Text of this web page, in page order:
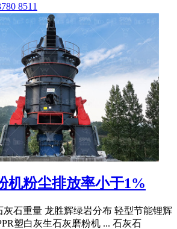
8511
机粉尘排放率小于1%
灰石重量 龙胜辉绿岩分布 轻型节能锂辉
塑白灰生石灰磨粉机 ... 石灰石